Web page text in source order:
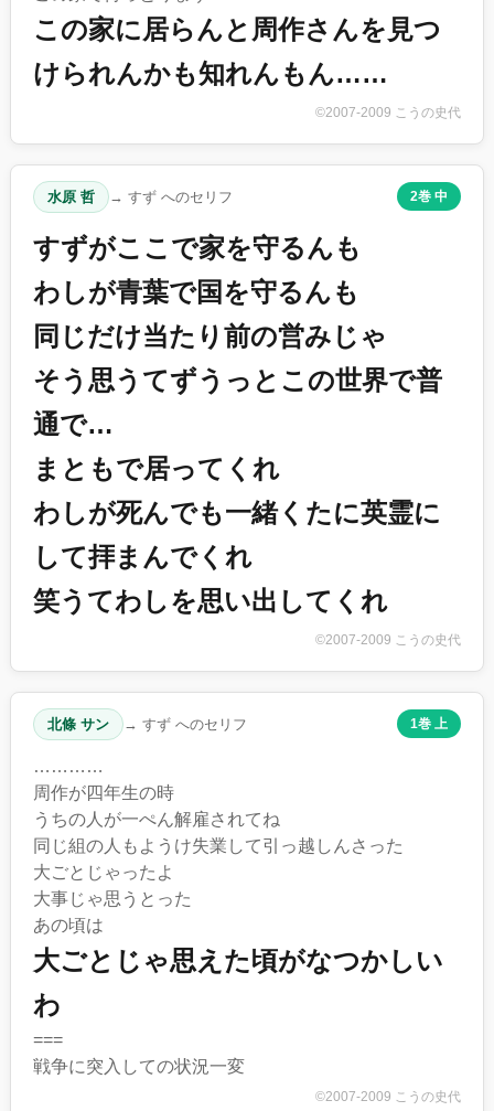
この家に居らんと周作さんを見つ
けられんかも知れんもん……
©2007-2009 こうの史代
水原 哲 → すず へのセリフ 2巻 中
すずがここで家を守るんも
わしが青葉で国を守るんも
同じだけ当たり前の営みじゃ
そう思うてずうっとこの世界で普
通で…
まともで居ってくれ
わしが死んでも一緒くたに英霊に
して拝まんでくれ
笑うてわしを思い出してくれ
©2007-2009 こうの史代
北條 サン → すず へのセリフ 1巻 上
…………
周作が四年生の時
うちの人が一ぺん解雇されてね
同じ組の人もようけ失業して引っ越しんさった
大ごとじゃったよ
大事じゃ思うとった
あの頃は
大ごとじゃ思えた頃がなつかしい
わ
===
戦争に突入しての状況一変
©2007-2009 こうの史代